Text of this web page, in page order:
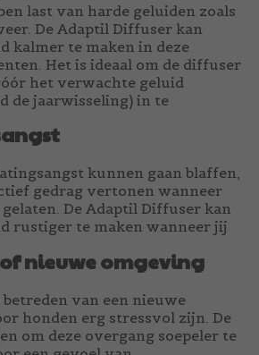
last van harde geluiden zoals
De Adaptil Diffuser kan
kalmer te maken in deze
Het is ideaal om de diffuser
het verwachte geluid
de jaarwisseling) in te
kunnen gaan blaffen,
gedrag vertonen wanneer
De Adaptil Diffuser kan
rustiger te maken wanneer jij
nieuwe omgeving
van een nieuwe
honden erg stressvol zijn. De
om deze overgang soepeler te